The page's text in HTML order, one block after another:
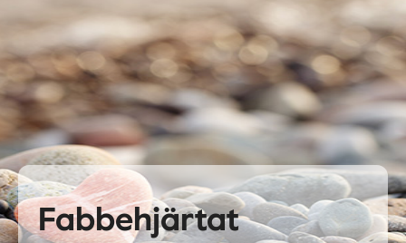
Fabbehjärtat